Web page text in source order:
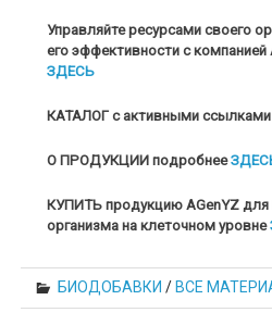
Управляйте ресурсами своего
его эффективности с
ЗДЕСЬ
КАТАЛОГ с активными
О ПРОДУКЦИИ подробнее
КУПИТЬ продукцию AGenYZ для
организма на клеточном уровне
БИОДОБАВКИ / ВСЕ